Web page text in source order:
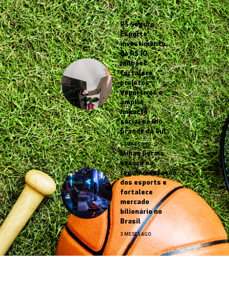
RS Seguro
Esporte:
investimento
de R$ 10
milhões
fortalece
projetos
esportivos e
amplia
impacto
social no Rio
Grande do Sul
5 MESES AGO
Minas Gerais
avança na
regulamentação
dos esports e
fortalece
mercado
bilionário no
Brasil
3 MESES AGO